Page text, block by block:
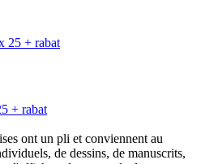
+ rabat
ont un pli et conviennent au
de dessins, de manuscrits,